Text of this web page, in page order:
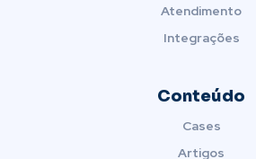
Atendimento
Integrações
Conteúdo
Cases
Artigos